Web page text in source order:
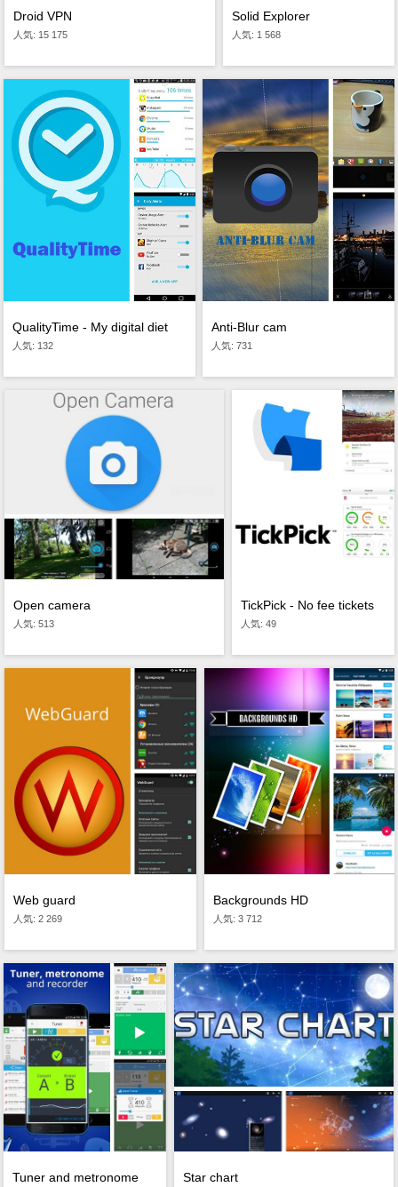
Droid VPN
人気: 15 175
Solid Explorer
人気: 1 568
QualityTime - My digital diet
人気: 132
Anti-Blur cam
人気: 731
Open camera
人気: 513
TickPick - No fee tickets
人気: 49
Web guard
人気: 2 269
Backgrounds HD
人気: 3 712
Tuner and metronome Star chart